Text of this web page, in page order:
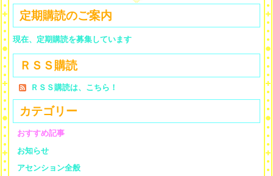
定期購読のご案内
現在、定期購読を募集しています
ＲＳＳ購読
ＲＳＳ購読は、こちら！
カテゴリー
おすすめ記事
お知らせ
アセンション全般